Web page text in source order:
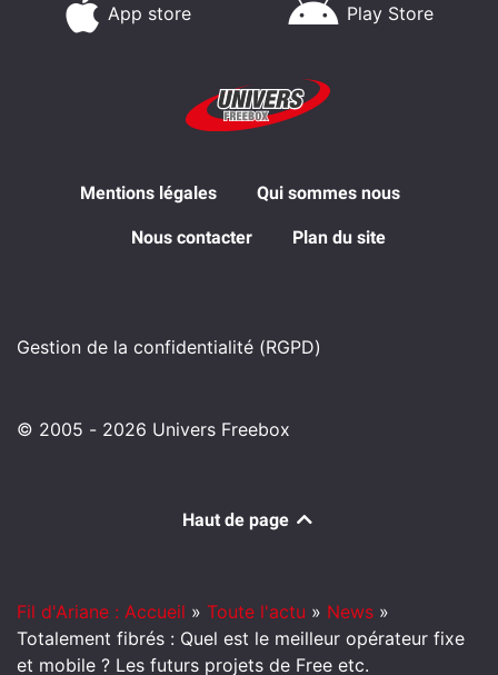
App store Play Store
Mentions légales Qui sommes nous
Nous contacter Plan du site
Gestion de la confidentialité (RGPD)
© 2005 - 2026 Univers Freebox
Haut de page
Fil d'Ariane : Accueil » Toute l'actu » News »
Totalement fibrés : Quel est le meilleur opérateur fixe
et mobile ? Les futurs projets de Free etc.